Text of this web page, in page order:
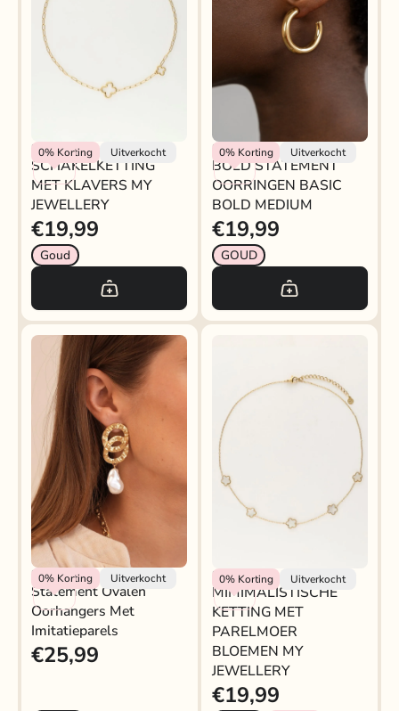
0% Korting Uitverkocht
My Jewellery
SCHAKELKETTING
MET KLAVERS MY
JEWELLERY
€19,99
Goud
BOLD STATEMENT
OORRINGEN BASIC
BOLD MEDIUM
0%Korting Uitverkocht
My Jewellery
BOLD STATEMENT
OORRINGEN BASIC
BOLD MEDIUM
€19,99
GOUD
0% Korting Uitverkocht
My Jewellery
Statement Ovalen
Oorhangers Met
Imitatieparels
€25,99
0%Korting Uitverkocht
My Jewellery
MIMIMALISTISCHE
KETTING MET
PARELMOER
BLOEMEN MY
JEWELLERY
€19,99